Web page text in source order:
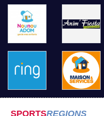
SPORTSREGIONS